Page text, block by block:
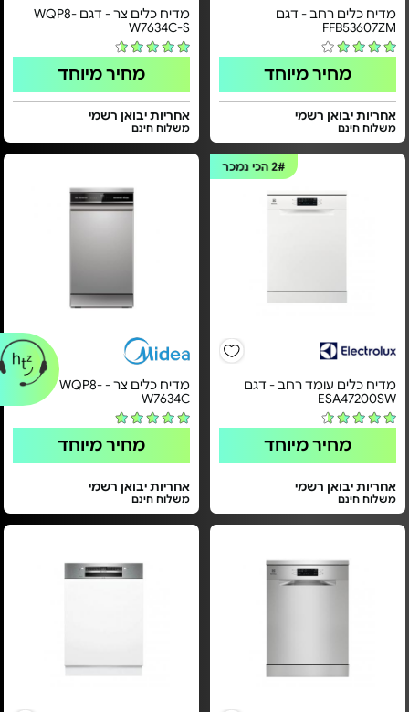
מדיח כלים רחב - דגם
FFB53607ZM
מחיר מיוחד
אחריות יבואן רשמי
משלוח חינם
מדיח כלים צר - דגם WQP8-
W7634C-S
מחיר מיוחד
אחריות יבואן רשמי
משלוח חינם
2#הכי נמכר
מדיח כלים עומד רחב - דגם
ESA47200SW
מחיר מיוחד
אחריות יבואן רשמי
משלוח חינם
מדיח כלים צר - WQP8-
W7634C
מחיר מיוחד
אחריות יבואן רשמי
משלוח חינם